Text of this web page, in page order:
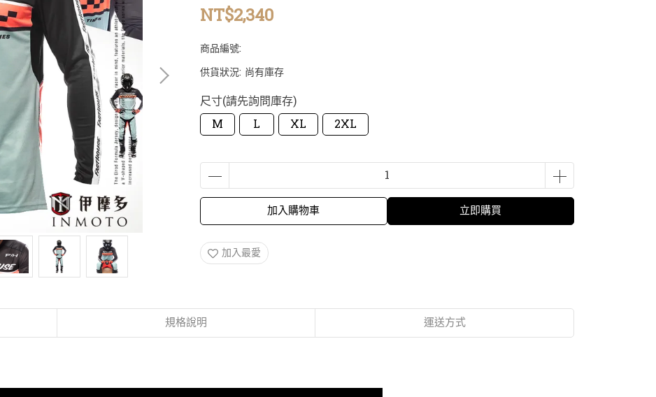
NT$2,340
商品編號:
供貨狀況: 尚有庫存
尺寸(請先詢問庫存)
M
L XL 2XL
加入購物車 立即購買
加入最愛
規格說明 運送方式